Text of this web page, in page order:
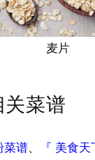
麦片
菜谱
菜谱、 『 美食